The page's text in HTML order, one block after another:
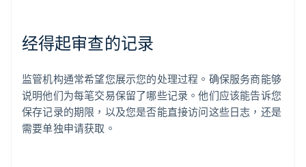
经得起审查的记录
监管机构通常希望您展示您的处理过程。确保服务商能够
说明他们为每笔交易保留了哪些记录。他们应该能告诉您
保存记录的期限，以及您是否能直接访问这些日志，还是
需要单独申请获取。